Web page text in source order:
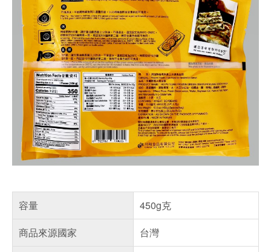
容量
450g克
商品來源國家
台灣